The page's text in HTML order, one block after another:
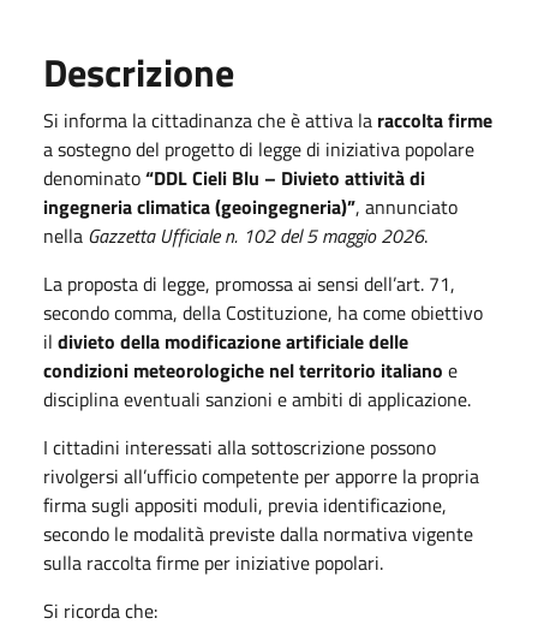
Descrizione
Si informa la cittadinanza che è attiva la raccolta firme
a sostegno del progetto di legge di iniziativa popolare
denominato“DDL Cieli Blu – Divieto attività di
ingegneria climatica (geoingegneria)”, annunciato
nella Gazzetta Ufficiale n. 102 del 5 maggio 2026.
La proposta di legge, promossa ai sensi dell’art. 71,
secondo comma, della Costituzione, ha come obiettivo
il divieto della modificazione artificiale delle
condizioni meteorologiche nel territorio italiano e
disciplina eventuali sanzioni e ambiti di applicazione.
I cittadini interessati alla sottoscrizione possono
rivolgersi all’ufficio competente per apporre la propria
firma sugli appositi moduli, previa identificazione,
secondo le modalità previste dalla normativa vigente
sulla raccolta firme per iniziative popolari.
Si ricorda che: